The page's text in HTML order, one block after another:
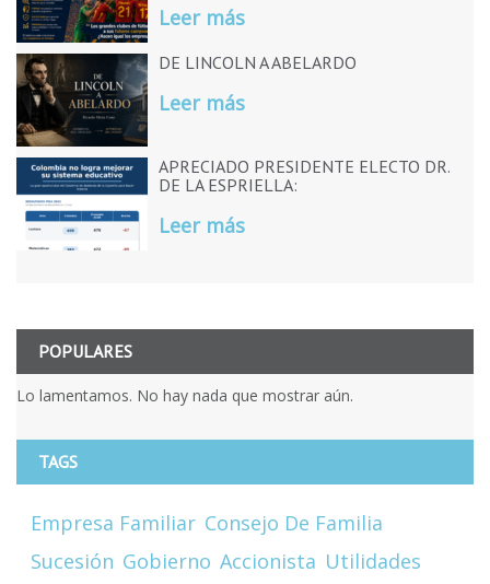
Leer más
DE LINCOLN A ABELARDO
Leer más
APRECIADO PRESIDENTE ELECTO DR.
DE LA ESPRIELLA:
Leer más
POPULARES
Lo lamentamos. No hay nada que mostrar aún.
TAGS
Empresa Familiar Consejo De Familia
Sucesión Gobierno Accionista Utilidades